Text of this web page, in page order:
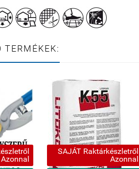
TERMÉKEK:
Azonnal
SAJÁT Raktárkészletről
Azonnal